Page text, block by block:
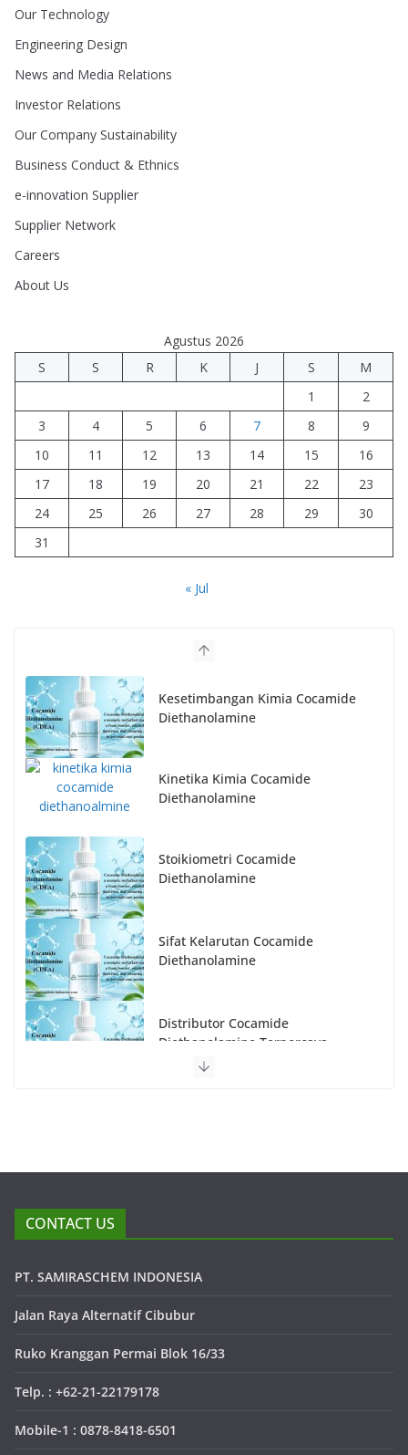
Our Technology
Engineering Design
News and Media Relations
Investor Relations
Our Company Sustainability
Business Conduct & Ethnics
e-innovation Supplier
Supplier Network
Careers
About Us
Agustus 2026
S
S R K J S
M
1
2
3
4 5 6 7 8
9
10
11 12 13 14 15
16
17
18 19 20 21 22
23
24
25 26 27 28 29
30
31
« Jul
Kesetimbangan Kimia Cocamide
Diethanolamine
Kinetika Kimia Cocamide
Diethanolamine
Stoikiometri Cocamide
Diethanolamine
Sifat Kelarutan Cocamide
Diethanolamine
Distributor Cocamide
Diethanolamine Terpercaya
CONTACT US
PT. SAMIRASCHEM INDONESIA
Jalan Raya Alternatif Cibubur
Ruko Kranggan Permai Blok 16/33
Telp. : +62-21-22179178
Mobile-1 : 0878-8418-6501